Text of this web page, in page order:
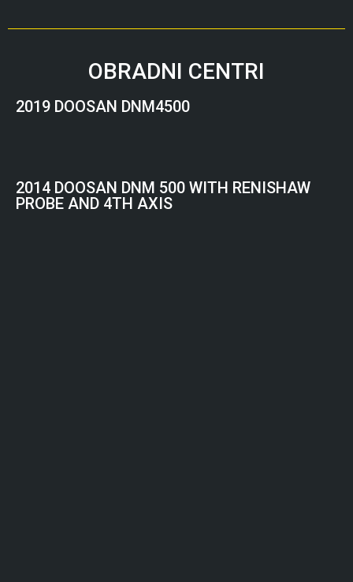
OBRADNI CENTRI
2019 DOOSAN DNM4500
2014 DOOSAN DNM 500 WITH RENISHAW
PROBE AND 4TH AXIS